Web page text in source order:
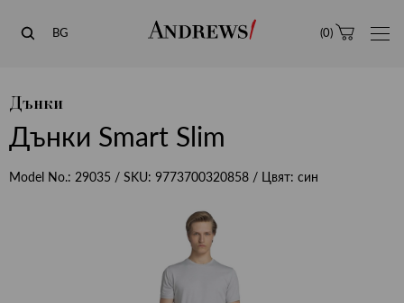
Andrews
BG (0)
Дънки
Дънки Smart Slim
Model No.: 29035 / SKU: 9773700320858 / Цвят: син